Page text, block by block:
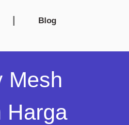
Blog
Mesh
Harga